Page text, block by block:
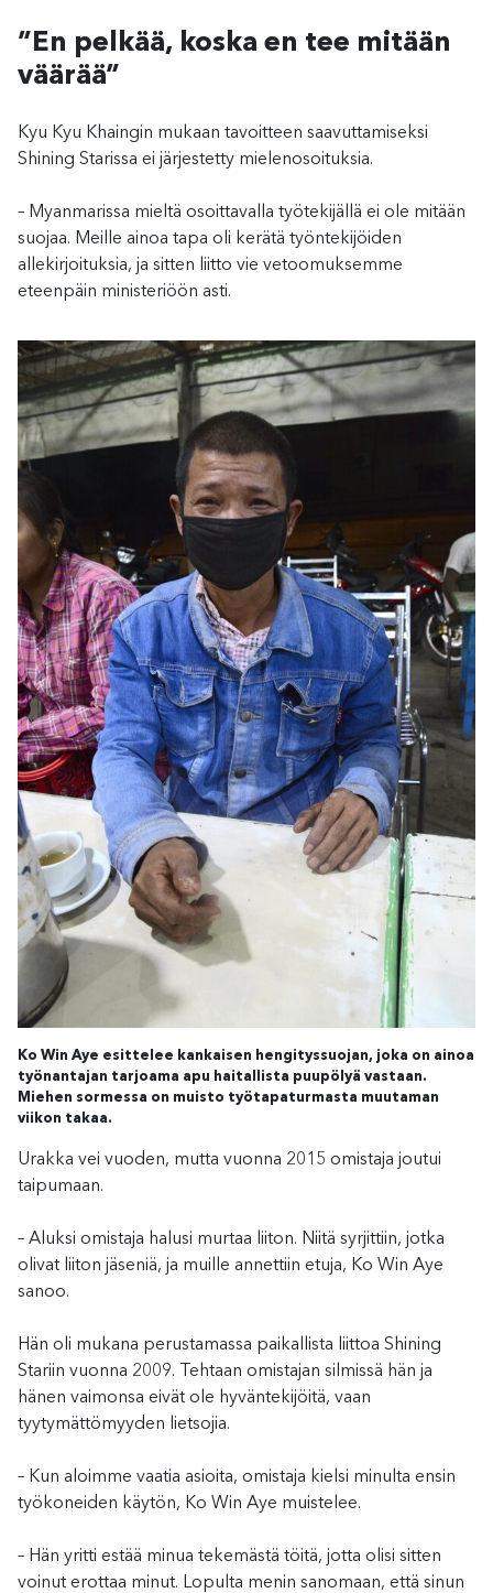
”En pelkää, koska en tee mitään
väärää”
Kyu Kyu Khaingin mukaan tavoitteen saavuttamiseksi
Shining Starissa ei järjestetty mielenosoituksia.
– Myanmarissa mieltä osoittavalla työtekijällä ei ole mitään
suojaa. Meille ainoa tapa oli kerätä työntekijöiden
allekirjoituksia, ja sitten liitto vie vetoomuksemme
eteenpäin ministeriöön asti.
Ko Win Aye esittelee kankaisen hengityssuojan, joka on ainoa
työnantajan tarjoama apu haitallista puupölyä vastaan.
Miehen sormessa on muisto työtapaturmasta muutaman
viikon takaa.
Urakka vei vuoden, mutta vuonna 2015 omistaja joutui
taipumaan.
– Aluksi omistaja halusi murtaa liiton. Niitä syrjittiin, jotka
olivat liiton jäseniä, ja muille annettiin etuja, Ko Win Aye
sanoo.
Hän oli mukana perustamassa paikallista liittoa Shining
Stariin vuonna 2009. Tehtaan omistajan silmissä hän ja
hänen vaimonsa eivät ole hyväntekijöitä, vaan
tyytymättömyyden lietsojia.
– Kun aloimme vaatia asioita, omistaja kielsi minulta ensin
työkoneiden käytön, Ko Win Aye muistelee.
– Hän yritti estää minua tekemästä töitä, jotta olisi sitten
voinut erottaa minut. Lopulta menin sanomaan, että sinun